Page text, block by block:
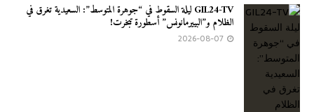
GIL24-TV ليلة السقوط في “جوهرة المتوسط”: السعيدية تغرق في
الظلام و”البييرمانونس” أسطورة تبخرت!
2026-08-07